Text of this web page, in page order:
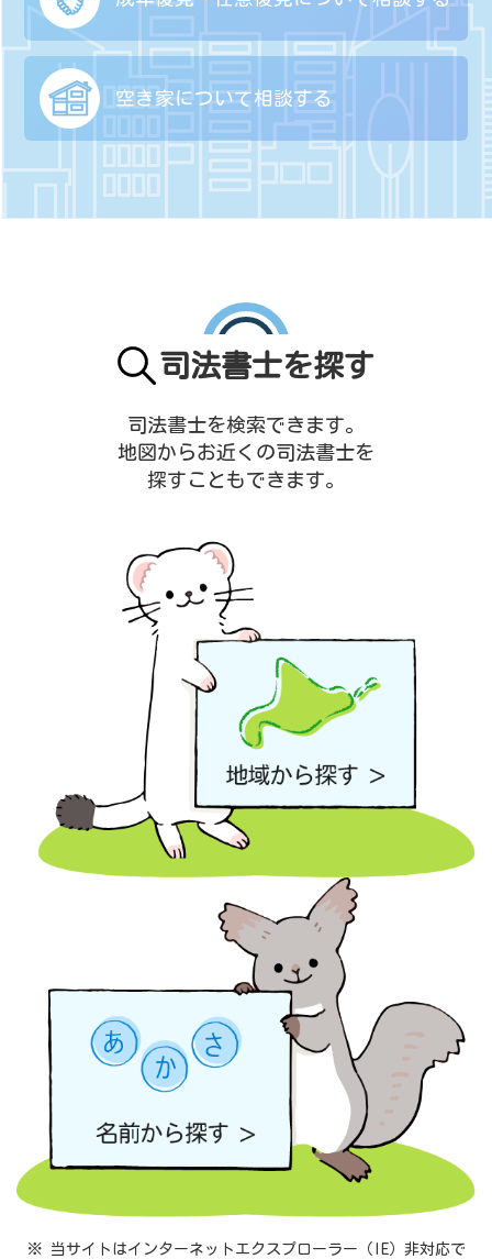
空き家について相談する
司法書士を探す
司法書士を検索できます。
地図からお近くの司法書士を
探すこともできます。
※ 当サイトはインターネットエクスプローラー（IE）非対応で